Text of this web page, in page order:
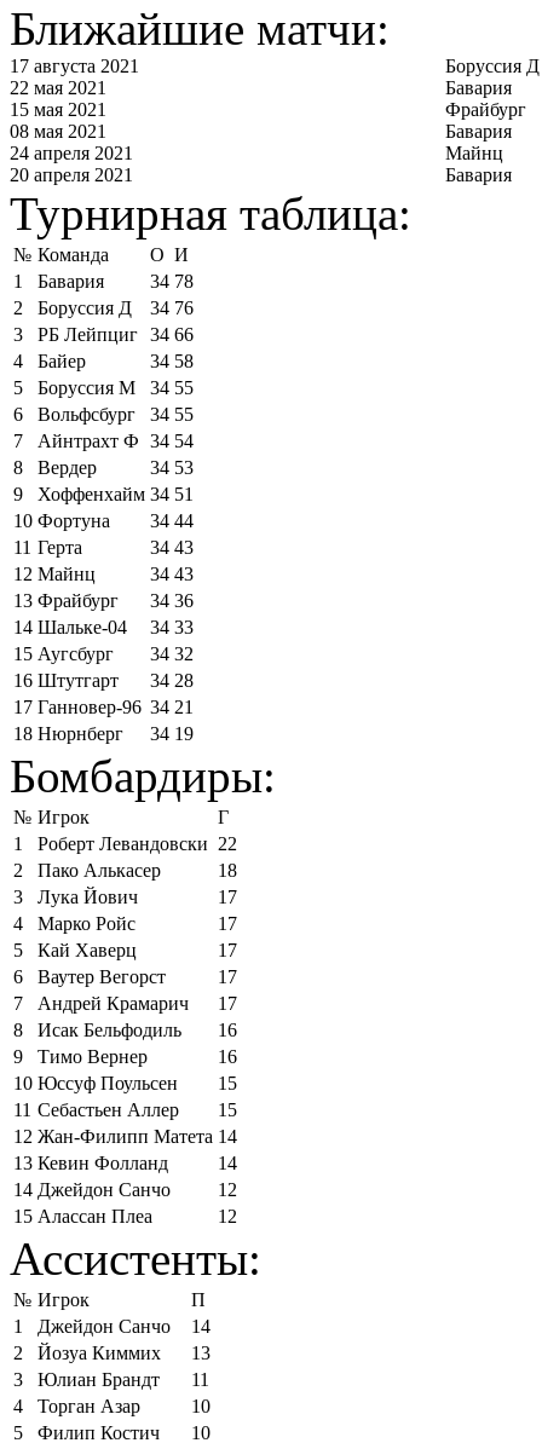
Ближайшие матчи:
17 августа 2021
Боруссия Д
22 мая 2021
Бавария
15 мая 2021
Фрайбург
08 мая 2021
Бавария
24 апреля 2021
Майнц
20 апреля 2021
Бавария
Турнирная таблица:
№ Команда О И
1
Бавария 34 78
2
Боруссия Д 34 76
3
РБ Лейпциг 34 66
4
Байер 34 58
5
Боруссия М 34 55
6
Вольфсбург 34 55
7
Айнтрахт Ф 34 54
8
Вердер 34 53
9
Хоффенхайм 34 51
10 Фортуна 34 44
11 Герта 34 43
12 Майнц 34 43
13 Фрайбург 34 36
14 Шальке-04 34 33
15 Аугсбург 34 32
16 Штутгарт 34 28
17 Ганновер-96 34 21
18 Нюрнберг 34 19
Бомбардиры:
№ Игрок
Г
1
Роберт Левандовски 22
2
Пако Алькасер
18
3
Лука Йович
17
4
Марко Ройс
17
5
Кай Хаверц
17
6
Ваутер Вегорст
17
7
Андрей Крамарич
17
8
Исак Бельфодиль
16
9
Тимо Вернер
16
10 Юссуф Поульсен
15
11 Себастьен Аллер
15
12 Жан-Филипп Матета 14
13 Кевин Фолланд
14
14 Джейдон Санчо
12
15 Алассан Плеа 12
Ассистенты:
№ Игрок
П
1
Джейдон Санчо
14
2
Йозуа Киммих
13
3
Юлиан Брандт
11
4
Торган Азар
10
5
Филип Костич
10